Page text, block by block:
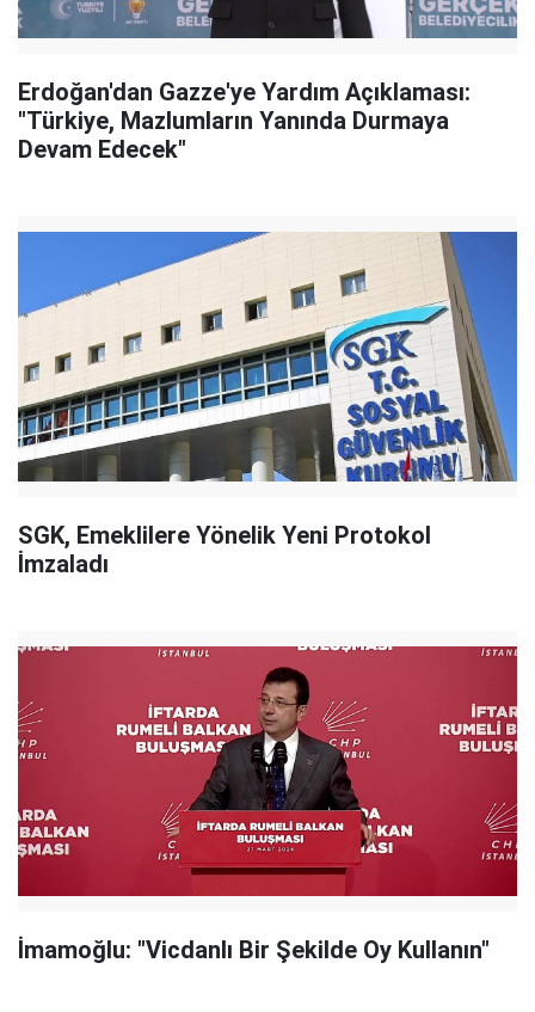
Erdoğan'dan Gazze'ye Yardım Açıklaması:
"Türkiye, Mazlumların Yanında Durmaya
Devam Edecek"
SGK, Emeklilere Yönelik Yeni Protokol
İmzaladı
İmamoğlu: "Vicdanlı Bir Şekilde Oy Kullanın"